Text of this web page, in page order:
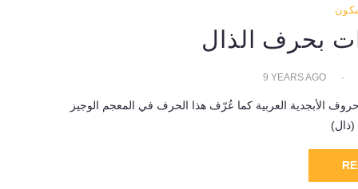
بحرف الذال
9 YEARS AGO
الأبجدية العربية كما عُرّف هذا الحرف في المعجم الوجيز